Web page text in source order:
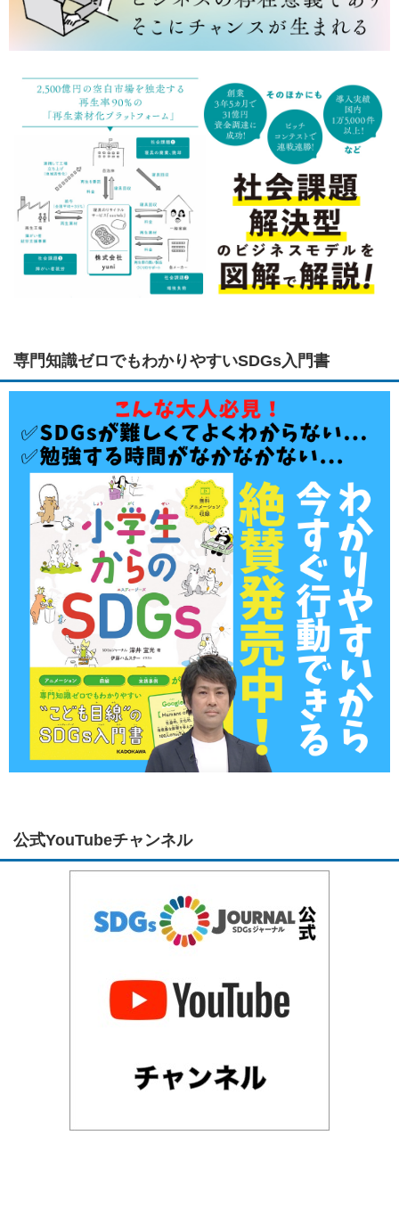
専門知識ゼロでもわかりやすいSDGs入門書
公式YouTubeチャンネル